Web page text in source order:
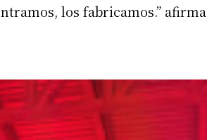
los fabricamos.”